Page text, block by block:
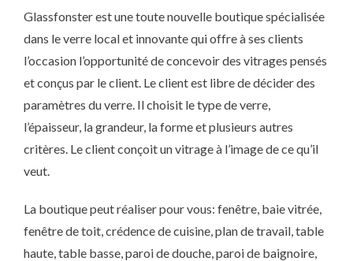
Glassfonster est une toute nouvelle boutique spécialisée
dans le verre local et innovante qui offre à ses clients
l’occasion l’opportunité de concevoir des vitrages pensés
et conçus par le client. Le client est libre de décider des
paramètres du verre. Il choisit le type de verre,
l’épaisseur, la grandeur, la forme et plusieurs autres
critères. Le client conçoit un vitrage à l’image de ce qu’il
veut.
La boutique peut réaliser pour vous: fenêtre, baie vitrée,
fenêtre de toit, crédence de cuisine, plan de travail, table
haute, table basse, paroi de douche, paroi de baignoire,